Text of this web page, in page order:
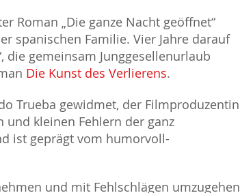
Roman „Die ganze Nacht geöffnet“
spanischen Familie. Vier Jahre darauf
die gemeinsam Junggesellenurlaub
Die Kunst des Verlierens.
Trueba gewidmet, der Filmproduzentin
und kleinen Fehlern der ganz
ist geprägt vom humorvoll-
und mit Fehlschlägen umzugehen